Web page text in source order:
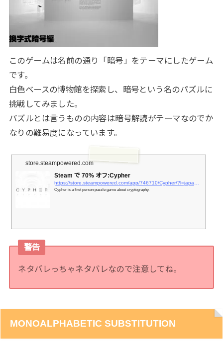
このゲームは名前の通り「暗号」をテーマにしたゲーム
です。
白色ベースの博物館を探索し、暗号という名のパズルに
挑戦してみました。
パズルとは言うものの内容は暗号解読がテーマなのでか
なりの難易度になっています。
store.steampowered.com
Steam で 70% オフ:Cypher
Cypher is a first person puzzle game about cryptography.
警告
ネタバレっちゃネタバレなので注意してね。
MONOALPHABETIC SUBSTITUTION